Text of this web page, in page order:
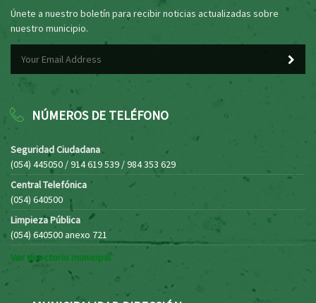
Únete a nuestro boletín para recibir noticias actualizadas sobre
nuestro municipio.
NÚMEROS DE TELÉFONO
Seguridad Ciudadana
(054) 445050 / 914 619 539 / 984 353 629
Central Telefónica
(054) 640500
Limpieza Pública
(054) 640500 anexo 721
Ver directorio municipal